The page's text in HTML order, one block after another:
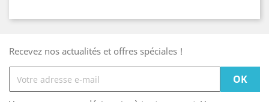
Recevez nos actualités et offres spéciales !